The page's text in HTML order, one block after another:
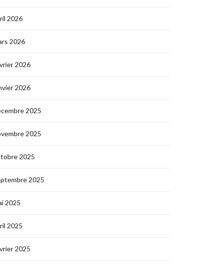
2026
2026
2026
2026
2025
2025
2025
2025
2025
2025
2025